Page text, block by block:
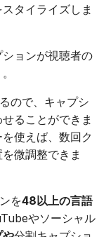
タイライズしま
ョンが視聴者の
ので、キャプシ
ることができま
使えば、数回ク
微調整できま
を48以上の言語
やソーシャル